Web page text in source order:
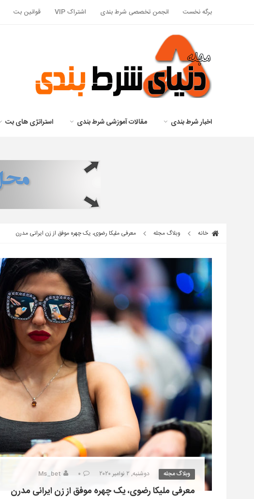
برگه نخست انجمن تخصصی شرط بندی اشتراک VIP قوانین بت
اخبار شرط بندی مقالات آموزشی شرط بندی استراتژی های بت
خانه وبلاگ مجله معرفی ملیکا رضوی، یک چهره موفق از زن ایرانی مدرن
وبلاگ مجله دوشنبه, ۲ نوامبر ۲۰۲۰ ۰ Ms_bet
معرفی ملیکا رضوی، یک چهره موفق از زن ایرانی مدرن